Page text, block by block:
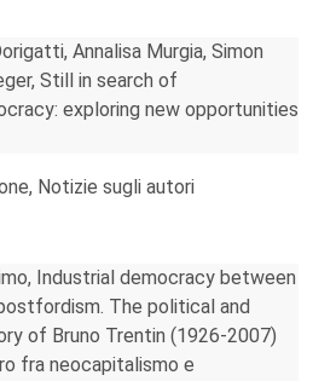
Annalisa Murgia, Simon
Still in search of
exploring new opportunities
Notizie sugli autori
Industrial democracy between
The political and
of Bruno Trentin (1926-2007)
fra neocapitalismo e